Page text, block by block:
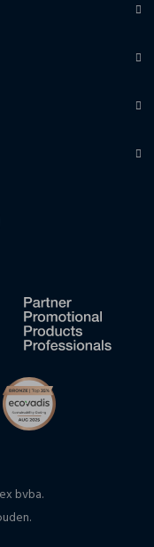
bvba.